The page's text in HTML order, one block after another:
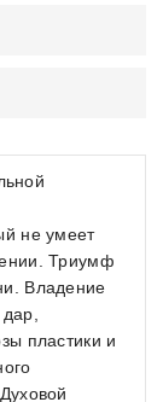
не умеет
Триумф
Владение
пластики и